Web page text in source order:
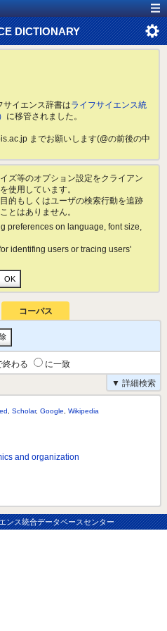
DICTIONARY
イエンス辞書はライフサイエンス統
に移管されました。
までお願いします(@の前後の中
ズ等のオプション設定をクライアン
使用しています。
的もしくはユーザの検索行動を追跡
とはありません。
preferences on language, font size,
identifing users or tracing users'
コーパス
終わる
に一致
▼ 詳細検索
Scholar, Google Wikipedia
and organization
ンス統合データベースセンター